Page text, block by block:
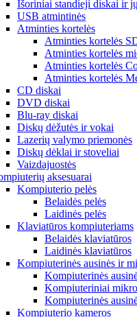
Išoriniai standieji diskai ir
USB atmintinės
Atminties kortelės
Atminties kortelės
Atminties kortelės
Atminties kortelės
Atminties kortelės
CD diskai
DVD diskai
Blu-ray diskai
Diskų dėžutės ir vokai
Lazerių valymo priemonės
Diskų dėklai ir stoveliai
Vaizdajuostės
aksesuarai
Kompiuterio pelės
Belaidės pelės
Laidinės pelės
Klaviatūros kompiuteriams
Belaidės klaviatūros
Laidinės klaviatūros
Kompiuterinės ausinės ir
Kompiuterinės
Kompiuteriniai
Kompiuterinės
Kompiuterio kameros